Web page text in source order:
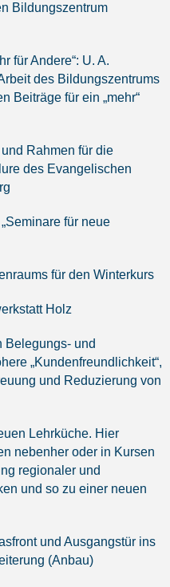
Bildungszentrum
für Andere“: U. A.
des Bildungszentrums
Beiträge für ein „mehr“
Rahmen für die
des Evangelischen
für neue
für den Winterkurs
Holz
Belegungs- und
„Kundenfreundlichkeit“,
und Reduzierung von
Lehrküche. Hier
nebenher oder in Kursen
regionaler und
und so zu einer neuen
und Ausgangstür ins
(Anbau)